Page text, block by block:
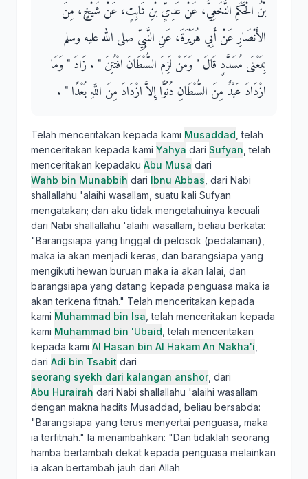
بْنُ الْحَكَمِ النَّخَعِيُّ، عَنْ عَدِيِّ بْنِ ثَابِتٍ، عَنْ شَيْخٍ، مِنَ
الأَنْصَارِ عَنْ أَبِي هُرَيْرَةَ، عَنِ النَّبِيِّ صلى الله عليه وسلم
بِمَعْنَى مُسَدَّدٍ قَالَ ‏"‏ وَمَنْ لَزِمَ السُّلْطَانَ افْتُتِنَ ‏"‏ ‏.‏ زَادَ ‏"‏ وَمَا
ازْدَادَ عَبْدٌ مِنَ السُّلْطَانِ دُنُوًّا إِلاَّ ازْدَادَ مِنَ اللَّهِ بُعْدًا ‏"‏ ‏.‏
Telah menceritakan kepada kami Musaddad , telah
menceritakan kepada kami Yahya dari Sufyan , telah
menceritakan kepadaku Abu Musa dari
Wahb bin Munabbih dari Ibnu Abbas , dari Nabi
shallallahu 'alaihi wasallam, suatu kali Sufyan
mengatakan; dan aku tidak mengetahuinya kecuali
dari Nabi shallallahu 'alaihi wasallam, beliau berkata:
"Barangsiapa yang tinggal di pelosok (pedalaman),
maka ia akan menjadi keras, dan barangsiapa yang
mengikuti hewan buruan maka ia akan lalai, dan
barangsiapa yang datang kepada penguasa maka ia
akan terkena fitnah." Telah menceritakan kepada
kami Muhammad bin Isa , telah menceritakan kepada
kami Muhammad bin 'Ubaid , telah menceritakan
kepada kami Al Hasan bin Al Hakam An Nakha'i
dari Adi bin Tsabit dari
seorang syekh dari kalangan anshor, dari
Abu Hurairah dari Nabi shallallahu 'alaihi wasallam
dengan makna hadits Musaddad, beliau bersabda:
"Barangsiapa yang terus menyertai penguasa, maka
ia terfitnah." Ia menambahkan: "Dan tidaklah seorang
hamba bertambah dekat kepada penguasa melainkan
ia akan bertambah jauh dari Allah